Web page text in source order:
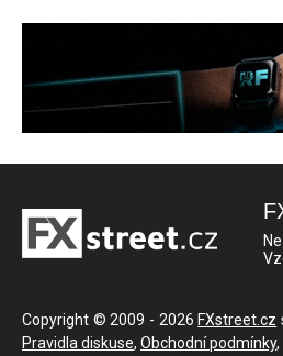
Copyright © 2009 - 2026 FXstreet.cz
Pravidla diskuse, Obchodní podmínky,